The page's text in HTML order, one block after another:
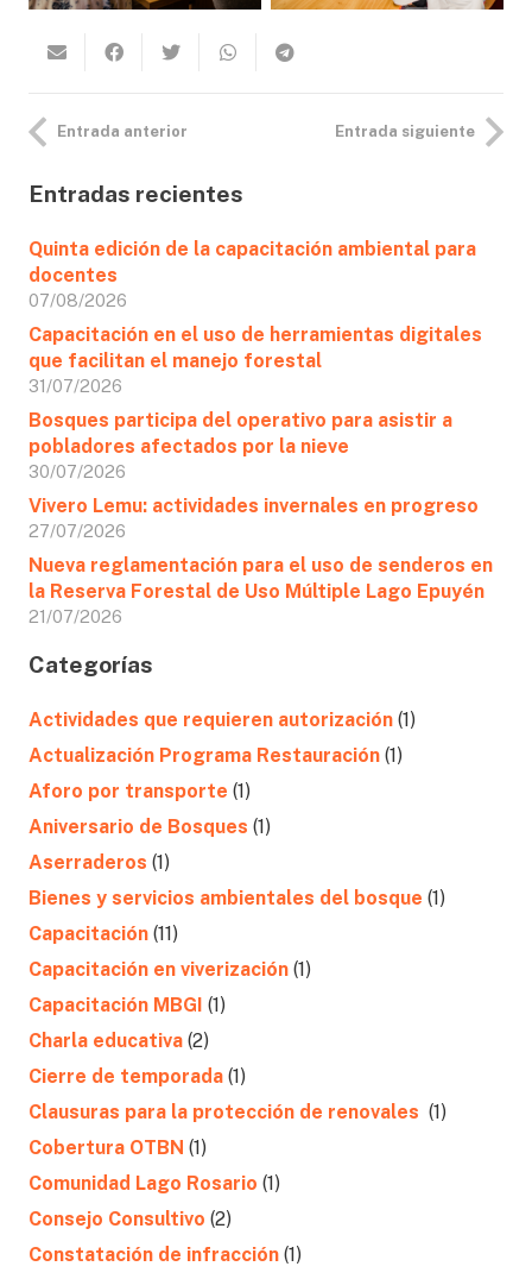
Entrada anterior Entrada siguiente
Entradas recientes
Quinta edición de la capacitación ambiental para
docentes
07/08/2026
Capacitación en el uso de herramientas digitales
que facilitan el manejo forestal
31/07/2026
Bosques participa del operativo para asistir a
pobladores afectados por la nieve
30/07/2026
Vivero Lemu: actividades invernales en progreso
27/07/2026
Nueva reglamentación para el uso de senderos en
la Reserva Forestal de Uso Múltiple Lago Epuyén
21/07/2026
Categorías
Actividades que requieren autorización (1)
Actualización Programa Restauración (1)
Aforo por transporte (1)
Aniversario de Bosques (1)
Aserraderos (1)
Bienes y servicios ambientales del bosque (1)
Capacitación (11)
Capacitación en viverización (1)
Capacitación MBGI (1)
Charla educativa (2)
Cierre de temporada (1)
Clausuras para la protección de renovales (1)
Cobertura OTBN (1)
Comunidad Lago Rosario (1)
Consejo Consultivo (2)
Constatación de infracción (1)